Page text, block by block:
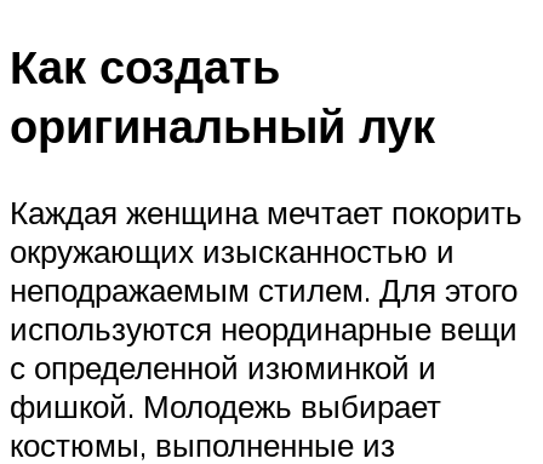
Как создать
оригинальный лук
Каждая женщина мечтает покорить
окружающих изысканностью и
неподражаемым стилем. Для этого
используются неординарные вещи
с определенной изюминкой и
фишкой. Молодежь выбирает
костюмы, выполненные из